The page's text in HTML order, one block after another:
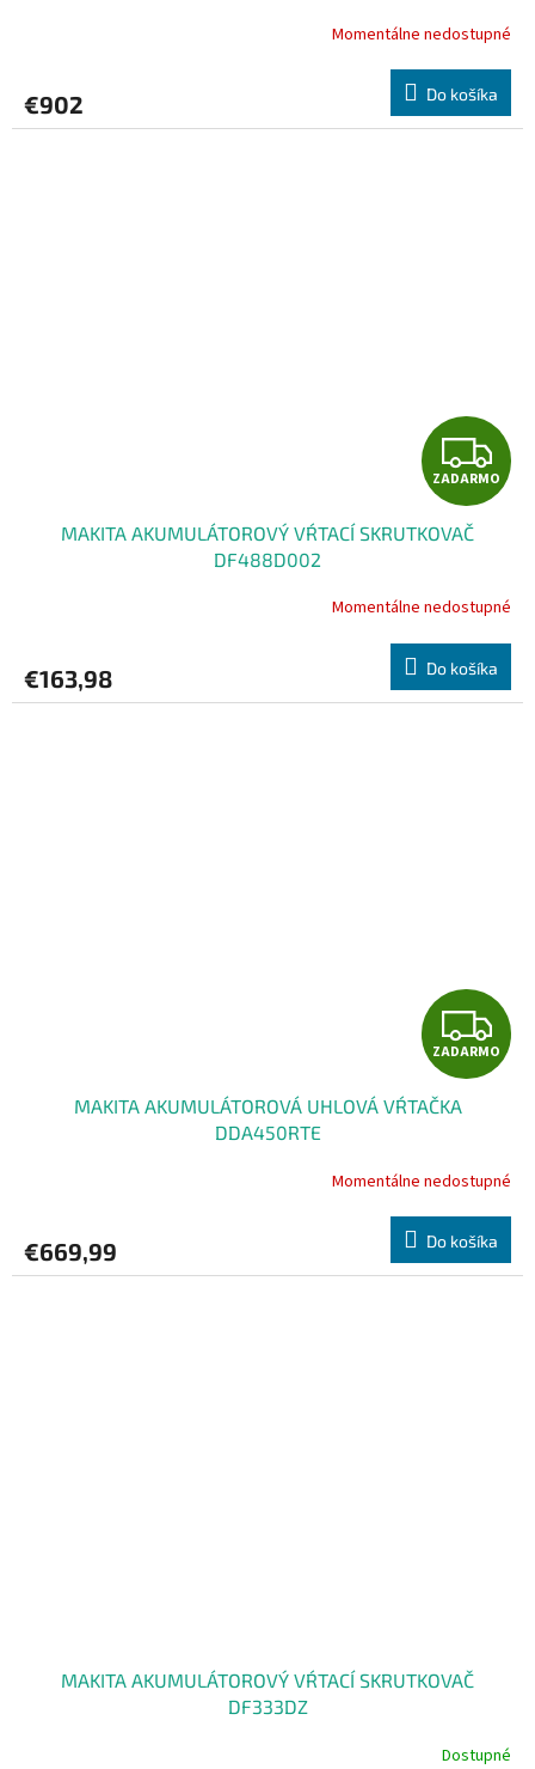
Momentálne nedostupné
€902 Do košíka
Z
A
A
R
M
ZADARMO
MAKITA AKUMULÁTOROVÝ VŔTACÍ SKRUTKOVAČ
DF488D002
Momentálne nedostupné
€163,98 Do košíka
Z
A
A
R
M
ZADARMO
MAKITA AKUMULÁTOROVÁ UHLOVÁ VŔTAČKA
DDA450RTE
Momentálne nedostupné
€669,99 Do košíka
MAKITA AKUMULÁTOROVÝ VŔTACÍ SKRUTKOVAČ
DF333DZ
Dostupné